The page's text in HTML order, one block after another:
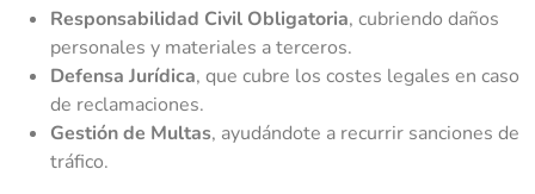
Responsabilidad Civil Obligatoria, cubriendo daños
personales y materiales a terceros.
Defensa Jurídica, que cubre los costes legales en caso
de reclamaciones.
Gestión de Multas, ayudándote a recurrir sanciones de
tráfico.